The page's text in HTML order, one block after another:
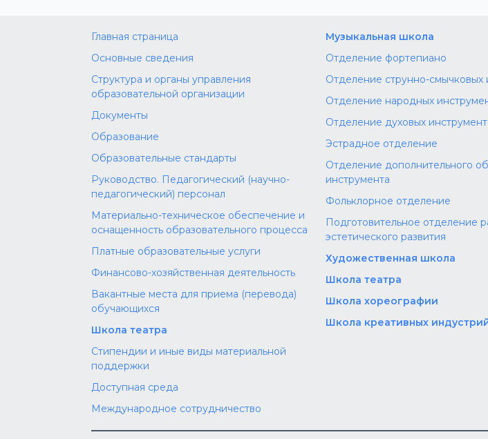
Главная страница
Основные сведения
Структура и органы управления
образовательной организации
Документы
Образование
Образовательные стандарты
Руководство. Педагогический (научно-
педагогический) персонал
Материально-техническое обеспечение и
оснащенность образовательного процесса
Платные образовательные услуги
Финансово-хозяйственная деятельность
Вакантные места для приема (перевода)
обучающихся
Школа театра
Стипендии и иные виды материальной
поддержки
Доступная среда
Международное сотрудничество
Музыкальная школа
Отделение фортепиано
Отделение струнно-смычковых
Отделение народных
Отделение духовых
Эстрадное отделение
Отделение дополнительного
инструмента
Фольклорное отделение
Подготовительное отделение
эстетического развития
Художественная школа
Школа‌‌‌‌ театра
Школа хореографии
Школа креативных